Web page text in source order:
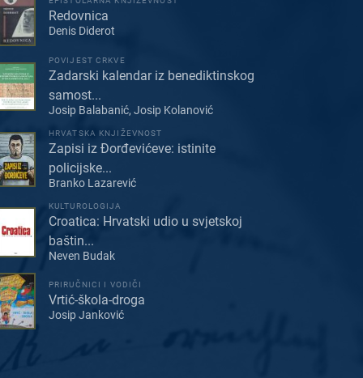
Redovnica
Denis Diderot
POVIJEST CRKVE
Zadarski kalendar iz benediktinskog
samost...
Josip Balabanić, Josip Kolanović
HRVATSKA KNJIŽEVNOST
Zapisi iz Đorđevićeve: istinite
policijske...
Branko Lazarević
KULTUROLOGIJA
Croatica: Hrvatski udio u svjetskoj
baštin...
Neven Budak
PRIRUČNICI I VODIČI
Vrtić-škola-droga
Josip Janković